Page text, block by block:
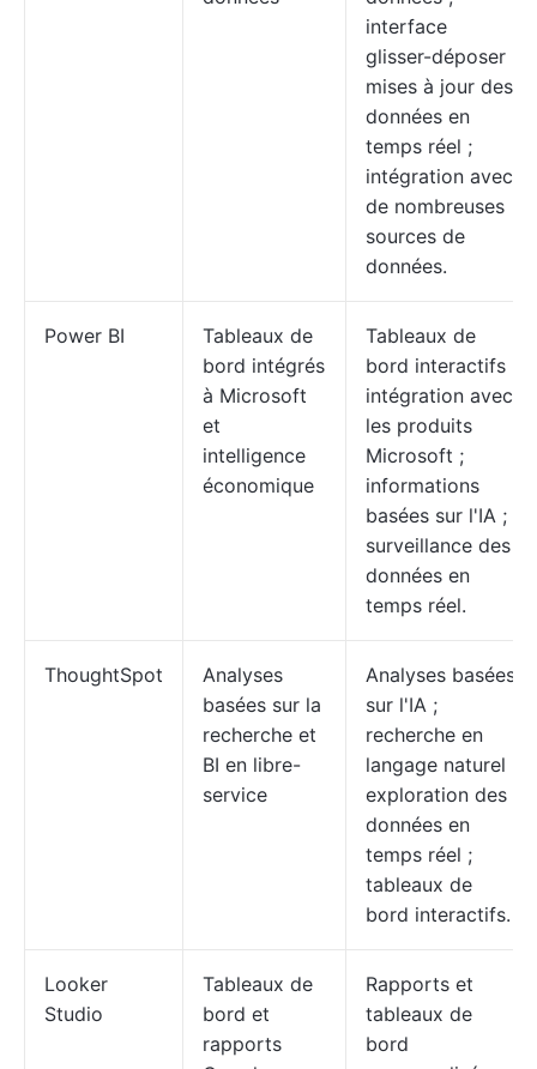
interface
glisser-déposer ;
mises à jour des
données en
temps réel ;
intégration avec
de nombreuses
sources de
données.
Power BI
Tableaux de
bord intégrés
à Microsoft
et
intelligence
économique
Tableaux de
bord interactifs ;
intégration avec
les produits
Microsoft ;
informations
basées sur l'IA ;
surveillance des
données en
temps réel.
ThoughtSpot
Analyses
basées sur la
recherche et
BI en libre-
service
Analyses basées
sur l'IA ;
recherche en
langage naturel ;
exploration des
données en
temps réel ;
tableaux de
bord interactifs.
Looker
Studio
Tableaux de
bord et
rapports
Rapports et
tableaux de
bord